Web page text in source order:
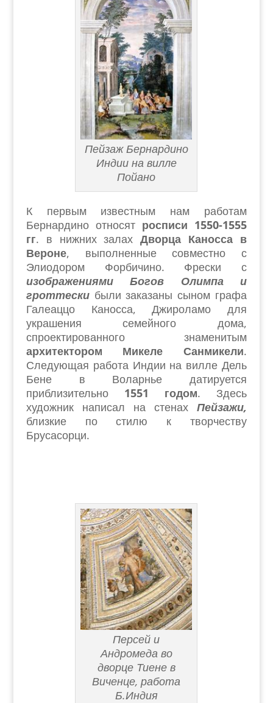
Пейзаж Бернардино
Индии на вилле
Пойано
К первым известным нам работам
Бернардино относят росписи 1550-1555
гг. в нижних залахДворца Каносса в
Вероне, выполненные совместно с
Элиодором Форбичино. Фрески с
изображениями Богов Олимпа и
гроттескибыли заказаны сыном графа
Галеаццо Каносса, Джироламо для
украшения семейного дома,
спроектированного знаменитым
архитектором Микеле Санмикели.
Следующая работа Индии на вилле Дель
Бене в Воларнье датируется
приблизительно 1551 годом. Здесь
художник написал на стенахПейзажи,
близкие по стилю к творчеству
Брусасорци.
Персей и
Андромеда во
дворце Тиене в
Виченце, работа
Б.Индия